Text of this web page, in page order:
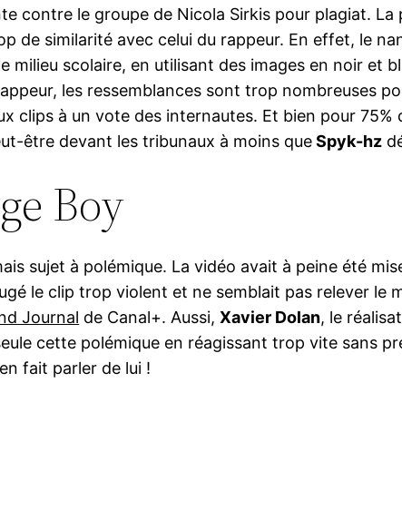
contre le groupe de Nicola Sirkis pour plagiat.
de similarité avec celui du rappeur. En effet, le
milieu scolaire, en utilisant des images en noir et
les ressemblances sont trop nombreuses
clips à un vote des internautes. Et bien pour 75%
être devant les tribunaux à moins queSpyk-hz
Boy
sujet à polémique. La vidéo avait à peine été
le clip trop violent et ne semblait pas relever le
Journal de Canal+. Aussi,Xavier Dolan, le
cette polémique en réagissant trop vite sans
fait parler de lui !